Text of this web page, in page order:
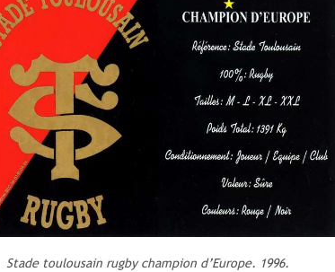
Stade toulousain rugby champion d’Europe. 1996.